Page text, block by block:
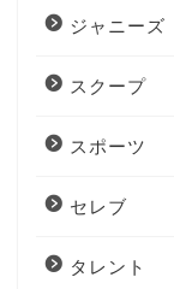
ジャニーズ
スクープ
スポーツ
セレブ
タレント